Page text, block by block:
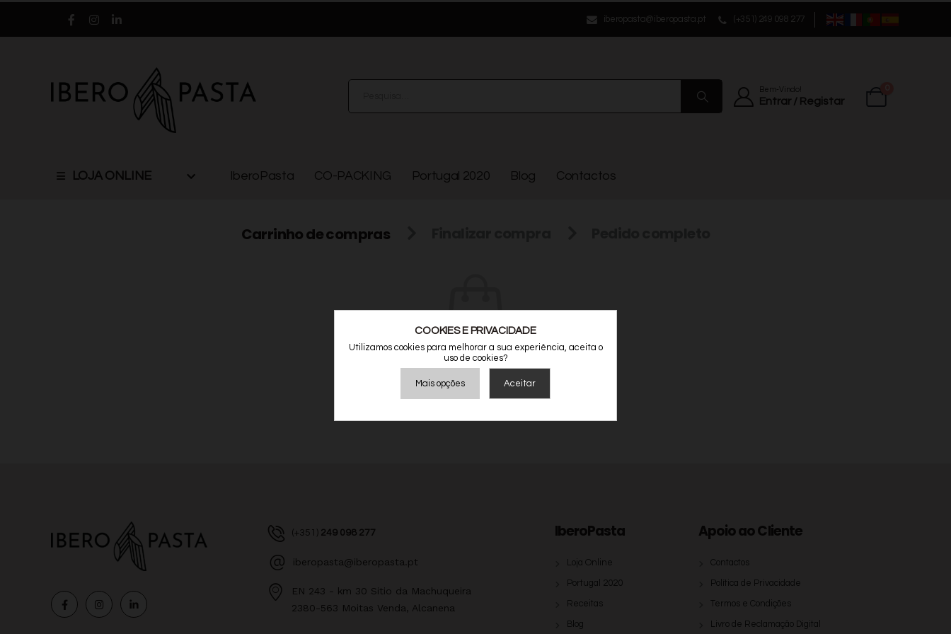
iberopasta@iberopasta.pt (+351) 249 098 277
Bem-Vindo!
Entrar / Registar
LOJA ONLINE IberoPasta CO-PACKING Portugal 2020 Blog Contactos
Carrinho de compras
Nenhum produto adicionado ao carrinho
VOLTAR PARA A LOJA
(+351) 249 098 277
iberopasta@iberopasta.pt
EN 243 - km 30 Sitio da Machuqueira
2380-563 Moitas Venda, Alcanena
IberoPasta
Loja Online
Portugal 2020
Receitas
Blog
Apoio ao Cliente
Contactos
Política de Privacidade
Termos e Condições
Livro de Reclamação Digital
COOKIES E PRIVACIDADE
Utilizamos cookies para melhorar a sua experiência, aceita o
uso de cookies?
Mais opções Aceitar
Permitir personalização e recomendações de video.
ID de Rastreamento Negado
Consentimento Extra